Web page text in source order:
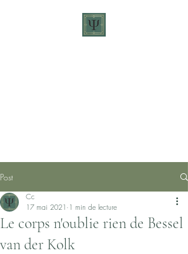
Post
Le corps n'oublie rien de Bessel
van der Kolk
Cc
17 mai 2021 1 min de lecture